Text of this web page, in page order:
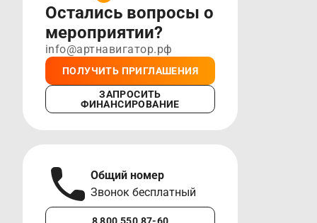
Остались вопросы о
мероприятии?
info@артнавигатор.рф
ПОЛУЧИТЬ ПРИГЛАШЕНИЯ
ЗАПРОСИТЬ
ФИНАНСИРОВАНИЕ
Общий номер
Звонок бесплатный